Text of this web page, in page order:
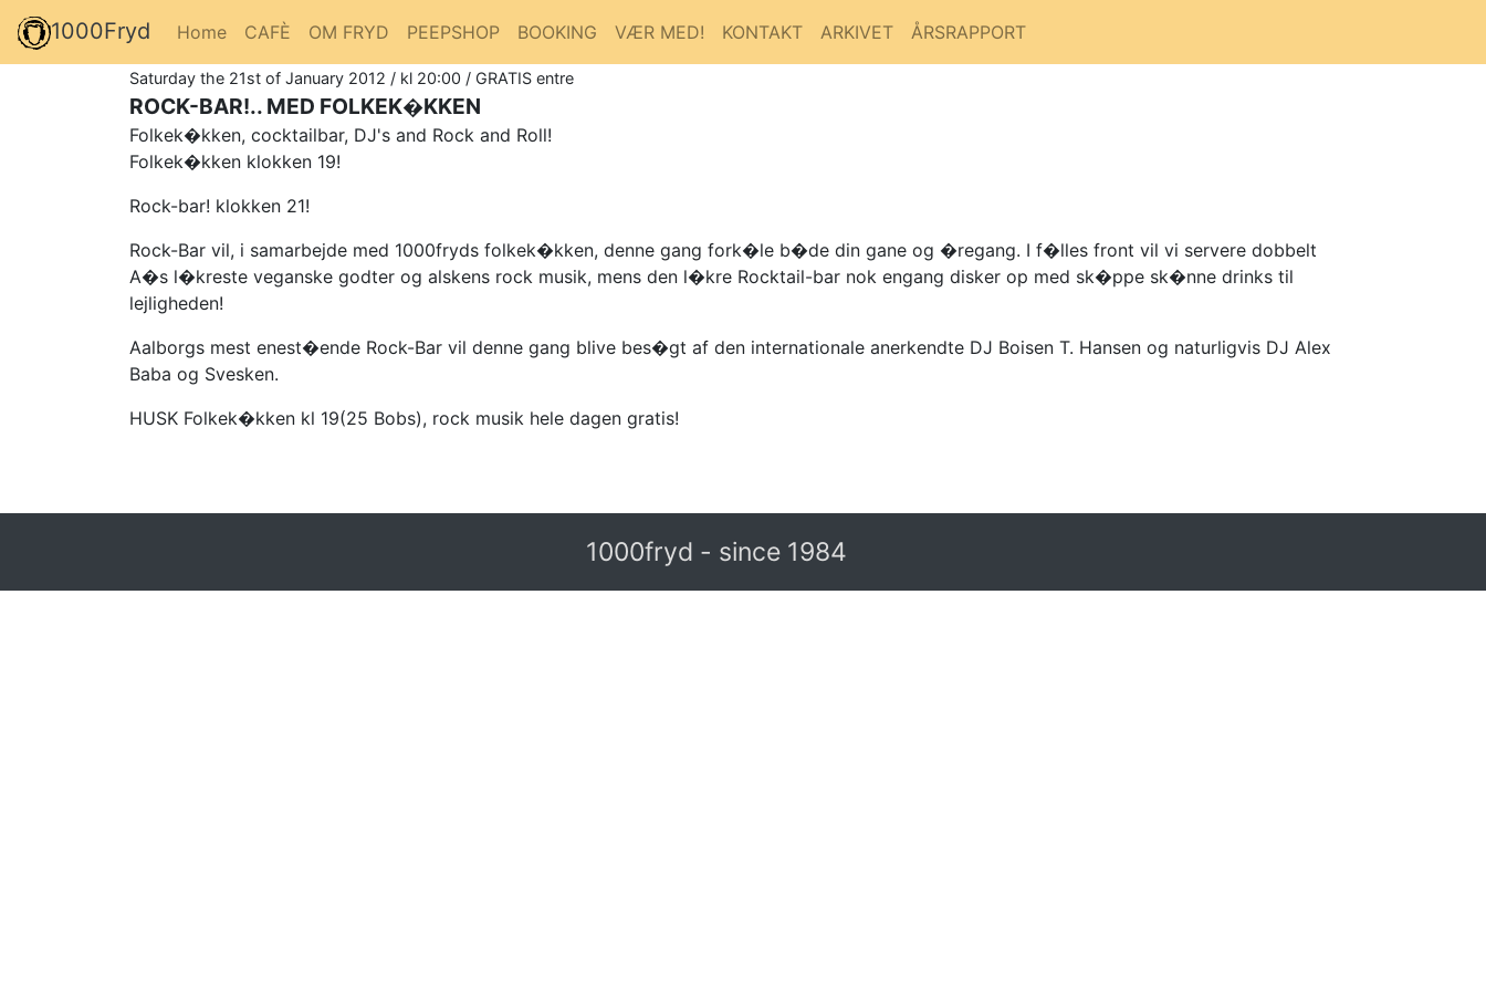
1000Fryd Home CAFÈ OM FRYD PEEPSHOP BOOKING VÆR MED! KONTAKT ARKIVET ÅRSRAPPORT
Saturday the 21st of January 2012 / kl 20:00 / GRATIS entre
ROCK-BAR!.. MED FOLKEK�KKEN
Folkek�kken, cocktailbar, DJ's and Rock and Roll!
Folkek�kken klokken 19!
Rock-bar! klokken 21!
Rock-Bar vil, i samarbejde med 1000fryds folkek�kken, denne gang fork�le b�de din gane og �regang. I f�lles front vil vi servere dobbelt
A�s l�kreste veganske godter og alskens rock musik, mens den l�kre Rocktail-bar nok engang disker op med sk�ppe sk�nne drinks til
lejligheden!
Aalborgs mest enest�ende Rock-Bar vil denne gang blive bes�gt af den internationale anerkendte DJ Boisen T. Hansen og naturligvis DJ Alex
Baba og Svesken.
HUSK Folkek�kken kl 19(25 Bobs), rock musik hele dagen gratis!
1000fryd - since 1984